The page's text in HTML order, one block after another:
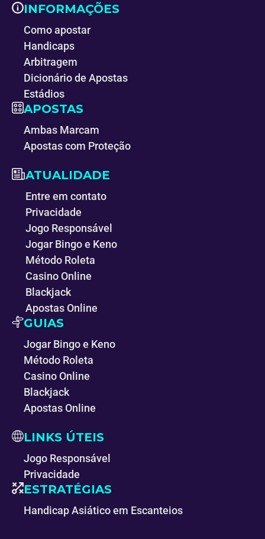
INFORMAÇÕES
Como apostar
Handicaps
Arbitragem
Dicionário de Apostas
Estádios
APOSTAS
Ambas Marcam
Apostas com Proteção
ATUALIDADE
Entre em contato
Privacidade
Jogo Responsável
Jogar Bingo e Keno
Método Roleta
Casino Online
Blackjack
Apostas Online
GUIAS
Jogar Bingo e Keno
Método Roleta
Casino Online
Blackjack
Apostas Online
LINKS ÚTEIS
Jogo Responsável
Privacidade
ESTRATÉGIAS
Handicap Asiático em Escanteios